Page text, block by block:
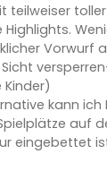
teilweiser
Highlights.
Vorwurf
kann ich
auf
eingebettet